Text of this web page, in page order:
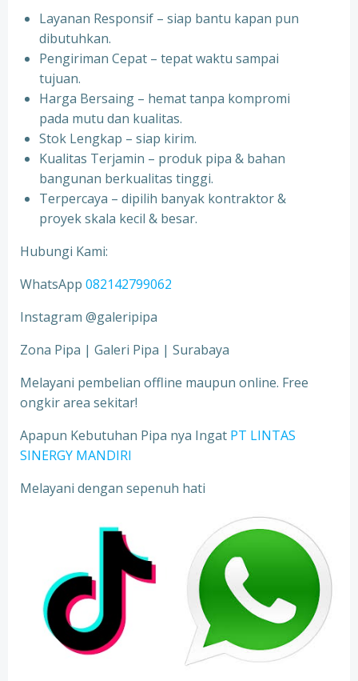
Layanan Responsif – siap bantu kapan pun
dibutuhkan.
Pengiriman Cepat – tepat waktu sampai
tujuan.
Harga Bersaing – hemat tanpa kompromi
pada mutu dan kualitas.
Stok Lengkap – siap kirim.
Kualitas Terjamin – produk pipa & bahan
bangunan berkualitas tinggi.
Terpercaya – dipilih banyak kontraktor &
proyek skala kecil & besar.
Hubungi Kami:
WhatsApp 082142799062
Instagram @galeripipa
Zona Pipa | Galeri Pipa | Surabaya
Melayani pembelian offline maupun online. Free
ongkir area sekitar!
Apapun Kebutuhan Pipa nya Ingat PT LINTAS
SINERGY MANDIRI
Melayani dengan sepenuh hati